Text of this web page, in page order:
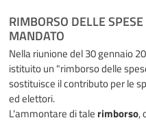
RIMBORSO DELLE
MANDATO
Nella riunione del 30 gennaio
istituito un "rimborso delle
sostituisce il contributo per le
ed elettori.
L'ammontare di tale rimborso,